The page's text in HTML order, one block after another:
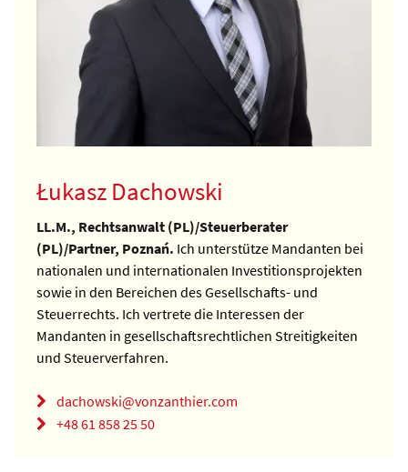
Łukasz Dachowski
LL.M., Rechtsanwalt (PL)/Steuerberater
(PL)/Partner, Poznań. Ich unterstütze Mandanten bei
nationalen und internationalen Investitionsprojekten
sowie in den Bereichen des Gesellschafts- und
Steuerrechts. Ich vertrete die Interessen der
Mandanten in gesellschaftsrechtlichen Streitigkeiten
und Steuerverfahren.
dachowski@vonzanthier.com
+48 61 858 25 50